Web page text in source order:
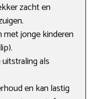
zacht en
met jonge kinderen
als
en kan lastig